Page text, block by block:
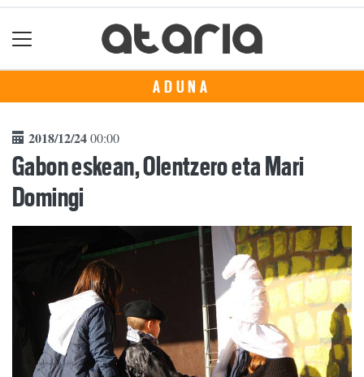
ADUNA
2018/12/2400:00
Gabon eskean, Olentzero eta Mari
Domingi